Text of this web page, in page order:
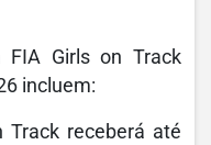
FIA Girls on Track
incluem:
Track receberá até